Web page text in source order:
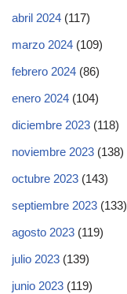
abril 2024 (117)
marzo 2024 (109)
febrero 2024 (86)
enero 2024 (104)
diciembre 2023 (118)
noviembre 2023 (138)
octubre 2023 (143)
septiembre 2023 (133)
agosto 2023 (119)
julio 2023 (139)
junio 2023 (119)